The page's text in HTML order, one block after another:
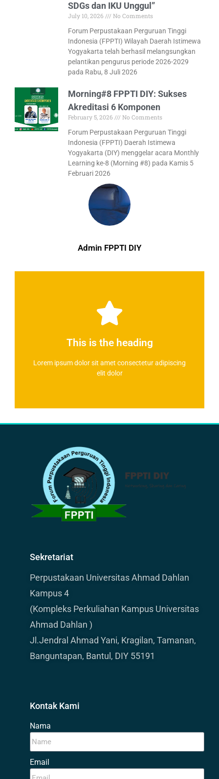
Admin FPPTI DIY
This is the heading
Lorem ipsum dolor sit amet consectetur adipiscing
elit dolor
This is the heading
Lorem ipsum dolor sit amet consectetur adipiscing
elit dolor
Click Here
SDGs dan IKU Unggul”
July 10, 2026
No Comments
Forum Perpustakaan Perguruan Tinggi
Indonesia (FPPTI) Wilayah Daerah Istimewa
Yogyakarta telah berhasil melangsungkan
pelantikan pengurus periode 2026-2029
pada Rabu, 8 Juli 2026
Morning#8 FPPTI DIY: Sukses
Akreditasi 6 Komponen
February 5, 2026
No Comments
Forum Perpustakaan Perguruan Tinggi
Indonesia (FPPTI) Daerah Istimewa
Yogyakarta (DIY) menggelar acara Monthly
Learning ke-8 (Morning #8) pada Kamis 5
Februari 2026
Sekretariat
Perpustakaan Universitas Ahmad Dahlan
Kampus 4
(Kompleks Perkuliahan Kampus Universitas
Ahmad Dahlan )
Jl.Jendral Ahmad Yani, Kragilan, Tamanan,
Banguntapan, Bantul, DIY 55191
Kontak Kami
Nama
Email